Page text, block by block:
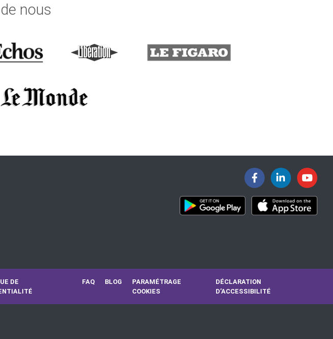
nous
DE
FAQ BLOG
PARAMÉTRAGE
COOKIES
DÉCLARATION
D’ACCESSIBILITÉ